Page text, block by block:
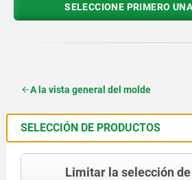
SELECCIONE PRIMERO
A la vista general del molde
SELECCIÓN DE PRODUCTOS
Limitar la selección